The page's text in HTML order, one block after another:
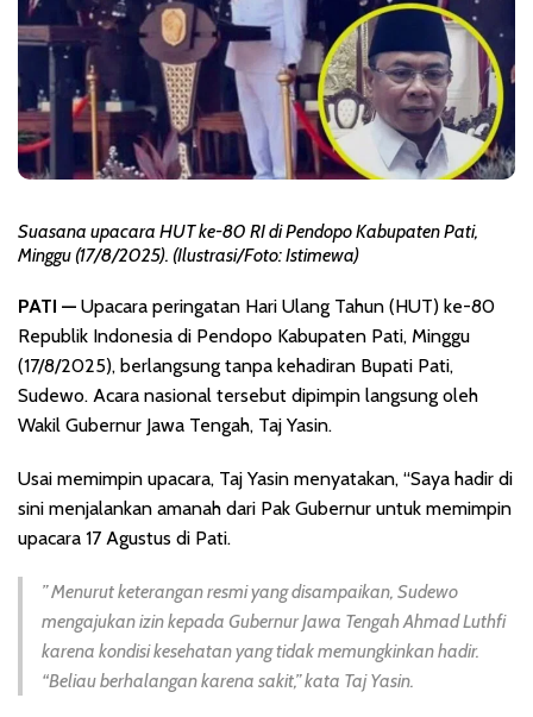
Suasana upacara HUT ke-80 RI di Pendopo Kabupaten Pati,
Minggu (17/8/2025). (Ilustrasi/Foto: Istimewa)
PATI — Upacara peringatan Hari Ulang Tahun (HUT) ke-80
Republik Indonesia di Pendopo Kabupaten Pati, Minggu
(17/8/2025), berlangsung tanpa kehadiran Bupati Pati,
Sudewo. Acara nasional tersebut dipimpin langsung oleh
Wakil Gubernur Jawa Tengah, Taj Yasin.
Usai memimpin upacara, Taj Yasin menyatakan, “Saya hadir di
sini menjalankan amanah dari Pak Gubernur untuk memimpin
upacara 17 Agustus di Pati.
” Menurut keterangan resmi yang disampaikan, Sudewo
mengajukan izin kepada Gubernur Jawa Tengah Ahmad Luthfi
karena kondisi kesehatan yang tidak memungkinkan hadir.
“Beliau berhalangan karena sakit,” kata Taj Yasin.